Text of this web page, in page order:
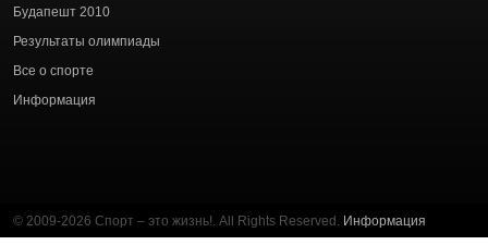
Будапешт 2010
Результаты олимпиады
Все о спорте
Информация
© 2009-2026 Спорт – это жизнь!. All Rights Reserved. Информация